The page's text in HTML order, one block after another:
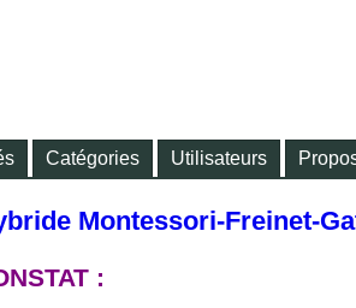
Catégories Utilisateurs
Montessori-Freinet-
: